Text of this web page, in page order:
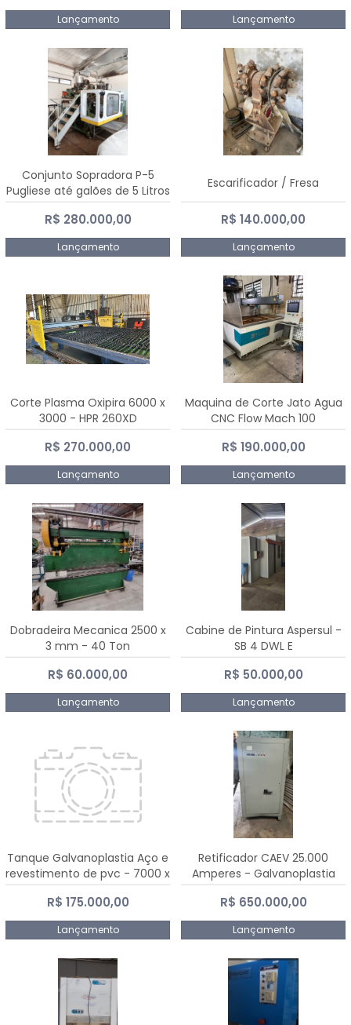
Lançamento Lançamento
Conjunto Sopradora P-5
Pugliese até galões de 5 Litros
R$ 280.000,00
Lançamento
Escarificador / Fresa
R$ 140.000,00
Lançamento
Corte Plasma Oxipira 6000 x
3000 - HPR 260XD
R$ 270.000,00
Lançamento
Maquina de Corte Jato Agua
CNC Flow Mach 100
R$ 190.000,00
Lançamento
Dobradeira Mecanica 2500 x
3 mm - 40 Ton
R$ 60.000,00
Lançamento
Cabine de Pintura Aspersul -
SB 4 DWL E
R$ 50.000,00
Lançamento
Tanque Galvanoplastia Aço e
revestimento de pvc - 7000 x
2200 mm
R$ 175.000,00
Lançamento
Retificador CAEV 25.000
Amperes - Galvanoplastia
R$ 650.000,00
Lançamento